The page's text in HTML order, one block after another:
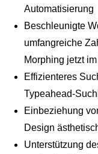
Automatisierung
Beschleunigte
umfangreiche
Morphing jetzt
Effizienteres
Typeahead-
Einbeziehung
Design
Unterstützung